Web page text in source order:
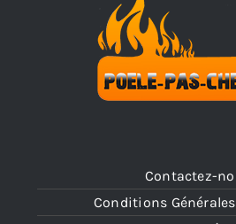
Contactez-
Conditions